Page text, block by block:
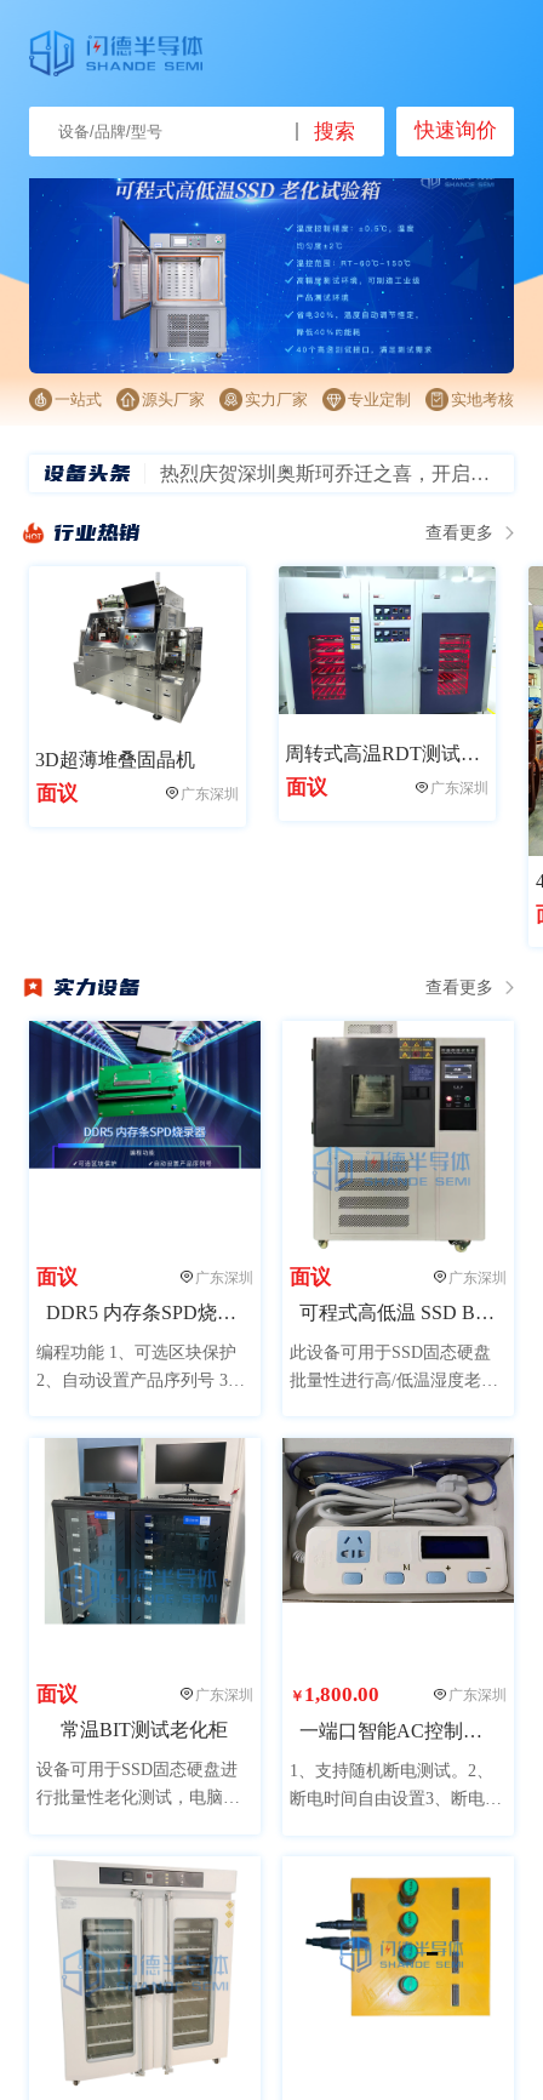
搜索 快速询价
一站式 源头厂家 实力厂家 专业定制 实地考核
设备头条
热烈庆贺深圳奥斯珂乔迁之喜，开启信创新征程！
【新品】读速5200MB/s，最高可选2TB，劲芯GMT3000 SSD发布
行业热销 查看更多
3D超薄堆叠固晶机
面议 广东深圳
周转式高温RDT测试老化柜
面议 广东深圳
实力设备 查看更多
面议 广东深圳
DDR5 内存条SPD烧录器
编程功能 1、可选区块保护
2、自动设置产品序列号 3、
录校验拷贝一体功能 产品保
修：一年保修，终身技术支
面议 广东深圳
可程式高低温 SSD BIT老化试验箱
此设备可用于SSD固态硬盘
批量性进行高/低温湿度老化
各类材料、电子产品等进行
高低温湿度老化测试。
面议 广东深圳
常温BIT测试老化柜
设备可用于SSD固态硬盘进
行批量性老化测试，电脑采
效率，整机美观大方，提升
公司形象。（图片产品已配
置了电脑，可接受客户提供
电脑安装。）
￥ 1,800.00 广东深圳
一端口智能AC控制设备
1、支持随机断电测试。2、
断电时间自由设置3、断电模
断电模式可以保留报错的瞬
间，方便Debug6、全部采用
工业级要求设计